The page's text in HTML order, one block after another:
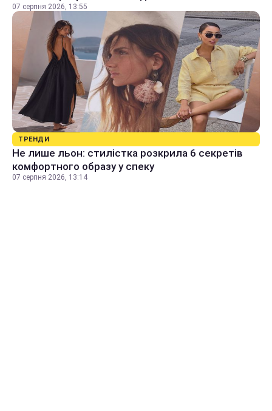
07 серпня 2026, 13:55
ТРЕНДИ
Не лише льон: стилістка розкрила 6 секретів
комфортного образу у спеку
07 серпня 2026, 13:14